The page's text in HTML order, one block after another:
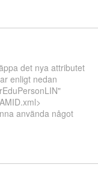
det nya attributet
enligt nedan
använda något